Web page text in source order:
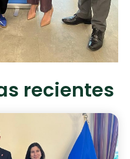
recientes